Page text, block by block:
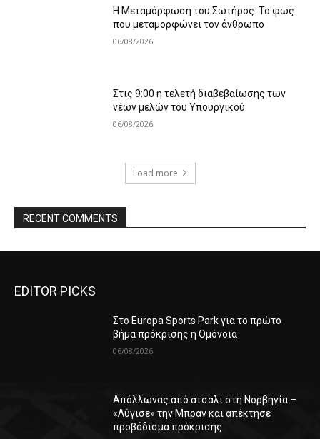
Η Μεταμόρφωση του Σωτήρος: Το φως
που μεταμορφώνει τον άνθρωπο
06/08/2026
Στις 9:00 η τελετή διαβεβαίωσης των
νέων μελών του Υπουργικού
06/08/2026
Load more
RECENT COMMENTS
EDITOR PICKS
Στο Europa Sports Park για το πρώτο
βήμα πρόκρισης η Ομόνοια
06/08/2026
Απόλλωνας από ατσάλι στη Νορβηγία –
«Λύγισε» την Μπραν και απέκτησε
προβάδισμα πρόκρισης